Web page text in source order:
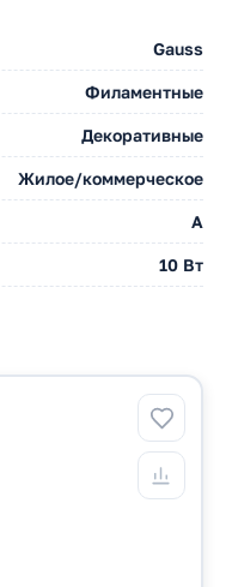
Gauss
Филаментные
Декоративные
Жилое/коммерческое
A
10 Вт